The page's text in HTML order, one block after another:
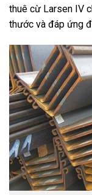
thuê cừ Larsen IV
thước và đáp ứng